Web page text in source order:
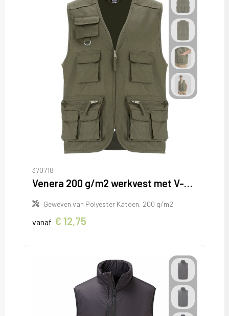
370718
Venera 200 g/m2 werkvest met V-hals en meerdere zakken
Geweven van Polyester Katoen, 200 g/m2
vanaf € 12,75